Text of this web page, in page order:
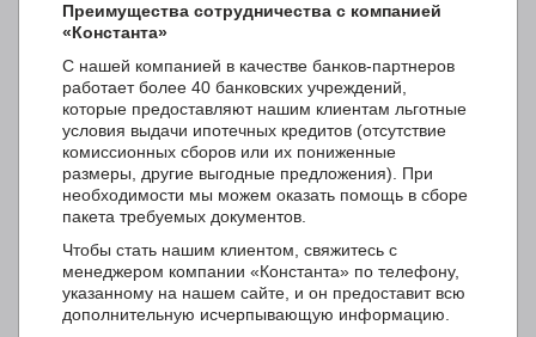
Преимущества сотрудничества с компанией
«Константа»
С нашей компанией в качестве банков-партнеров
работает более 40 банковских учреждений,
которые предоставляют нашим клиентам льготные
условия выдачи ипотечных кредитов (отсутствие
комиссионных сборов или их пониженные
размеры, другие выгодные предложения). При
необходимости мы можем оказать помощь в сборе
пакета требуемых документов.
Чтобы стать нашим клиентом, свяжитесь с
менеджером компании «Константа» по телефону,
указанному на нашем сайте, и он предоставит всю
дополнительную исчерпывающую информацию.